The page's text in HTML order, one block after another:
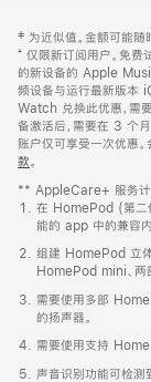
页
页
脚
注
‡ 为近似值。金额可能随
⁺ 仅限新订阅用户。免费
的新设备的 Apple
频设备与运行最新版本
Watch 兑换此优惠，需
备激活后，需要在 3 个
账户仅可享受一次优惠
款。
窗
口
中
打
开)
** AppleCare+ 服务计
在 HomePod (第二
能的 app 中的兼容内
组建 HomePod 立
HomePod mini、
需要使用多部
的扬声器。
需要使用支持
声音识别功能可检测